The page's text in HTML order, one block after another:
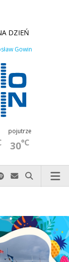
DZIEŃ
Gowin
pojutrze
30°C
zadzwoń
u
X
nas na Instagram-ie
nas na TikTok-u
Szukaj nas na Spotify
Wyślij do nas
Szukaj